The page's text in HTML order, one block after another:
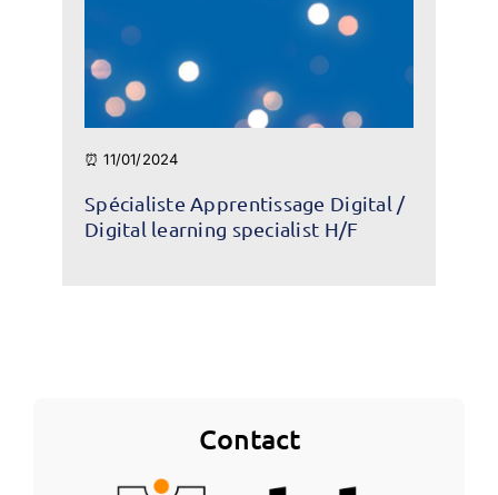
⏰ 11/01/2024
Spécialiste Apprentissage Digital /
Digital learning specialist H/F
Contact